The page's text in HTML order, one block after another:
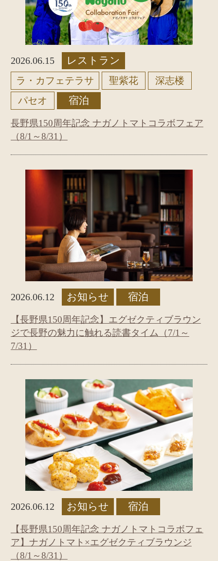
2026.06.15 レストラン
ラ・カフェテラサ 聖紫花
深志楼
パセオ
宿泊
長野県150周年記念 ナガノトマトコラボフェア
（8/1～8/31）
2026.06.12 お知らせ 宿泊
【長野県150周年記念】エグゼクティブラウン
ジで長野の魅力に触れる読書タイム（7/1～
7/31）
2026.06.12 お知らせ 宿泊
【長野県150周年記念 ナガノトマトコラボフェ
ア】ナガノトマト×エグゼクティブラウンジ
（8/1～8/31）